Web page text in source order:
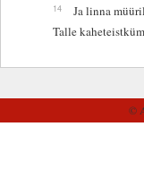
14
Ja linna
Talle
©